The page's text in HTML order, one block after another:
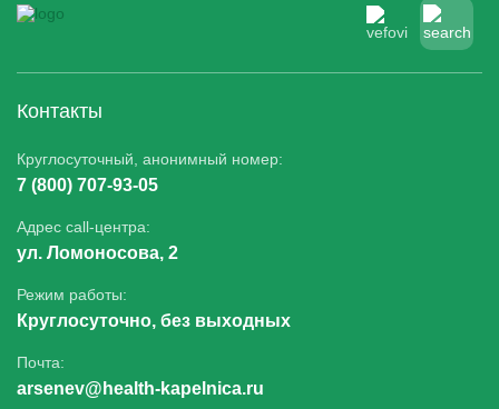
Контакты
Круглосуточный, анонимный номер:
7 (800) 707-93-05
Адрес call-центра:
ул. Ломоносова, 2
Режим работы:
Круглосуточно, без выходных
Почта:
arsenev@health-kapelnica.ru